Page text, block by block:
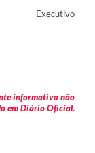
Executivo
informativo não
em Diário Oficial.